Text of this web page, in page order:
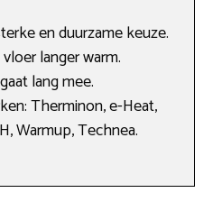
en duurzame keuze.
langer warm.
lang mee.
Therminon, e-Heat,
Warmup, Technea.